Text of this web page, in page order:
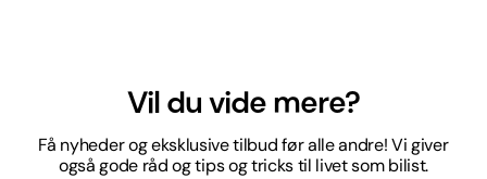
Vil du vide mere?
Få nyheder og eksklusive tilbud før alle andre! Vi giver
også gode råd og tips og tricks til livet som bilist.